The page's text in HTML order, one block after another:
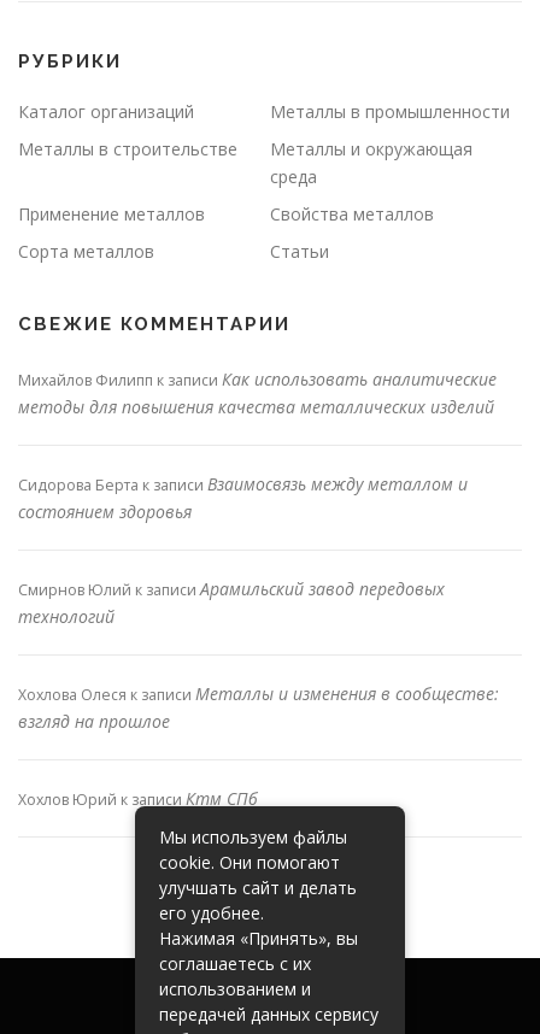
РУБРИКИ
Каталог организаций
Металлы в промышленности
Металлы в строительстве
Металлы и окружающая
среда
Применение металлов
Свойства металлов
Сорта металлов
Статьи
СВЕЖИЕ КОММЕНТАРИИ
Михайлов Филипп к записи Как использовать аналитические
методы для повышения качества металлических изделий
Сидорова Берта к записи Взаимосвязь между металлом и
состоянием здоровья
Смирнов Юлий к записиАрамильский завод передовых
технологий
Хохлова Олеся к записи Металлы и изменения в сообществе:
взгляд на прошлое
Хохлов Юрий к записи Ктм СПб
Мы используем файлы
cookie. Они помогают
улучшать сайт и делать
его удобнее.
Нажимая «Принять», вы
соглашаетесь с их
использованием и
передачей данных сервису